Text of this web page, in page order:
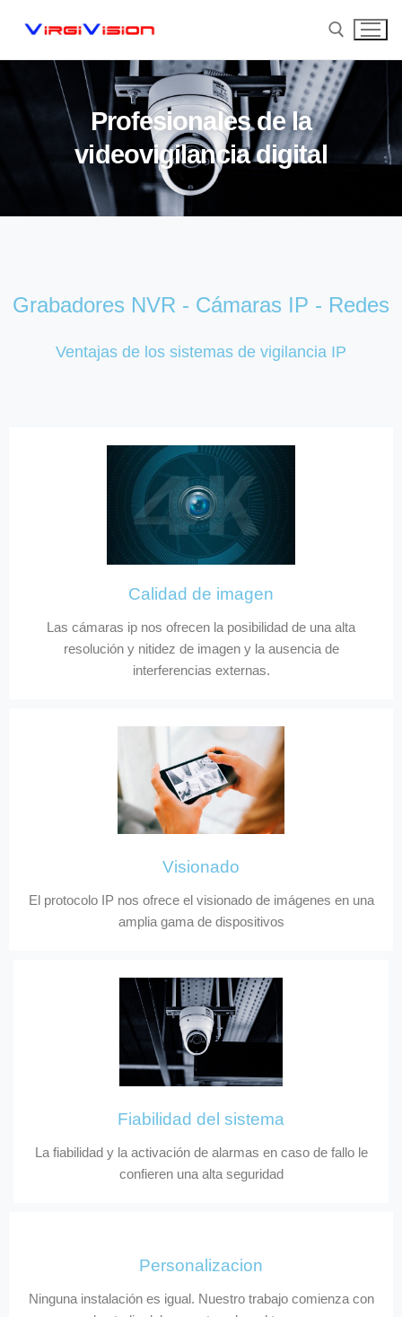
Proyectos Realizados
Profesionales de la
videovigilancia digital
Grabadores NVR - Cámaras IP - Redes
Ventajas de los sistemas de vigilancia IP
Calidad de imagen
Las cámaras ip nos ofrecen la posibilidad de una alta
resolución y nitidez de imagen y la ausencia de
interferencias externas.
Visionado
El protocolo IP nos ofrece el visionado de imágenes en una
amplia gama de dispositivos
Fiabilidad del sistema
La fiabilidad y la activación de alarmas en caso de fallo le
confieren una alta seguridad
Personalizacion
Ninguna instalación es igual. Nuestro trabajo comienza con